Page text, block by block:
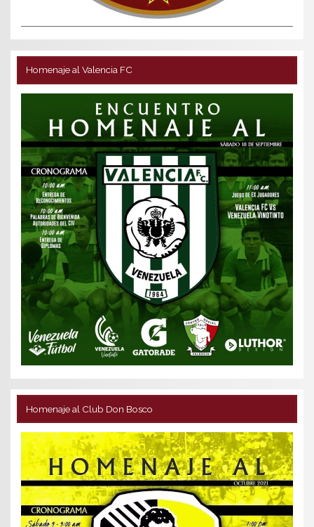
Homenaje al Valencia FC
Homenaje al Club Don Bosco